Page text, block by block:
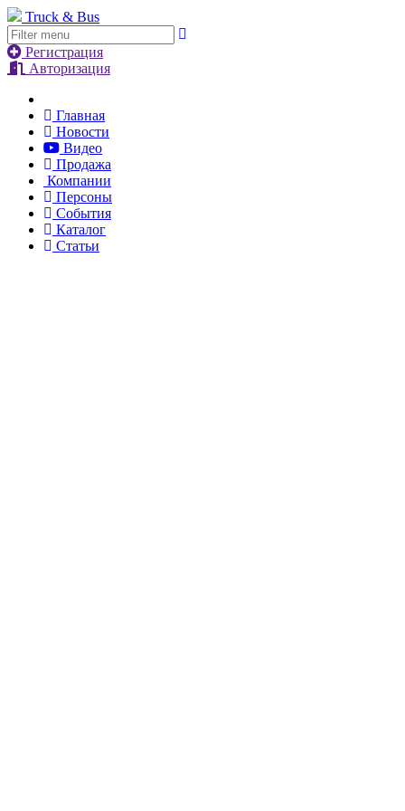
Truck & Bus
Регистрация
Авторизация
Главная
Новости
Видео
Продажа
Компании
Персоны
События
Каталог
Статьи